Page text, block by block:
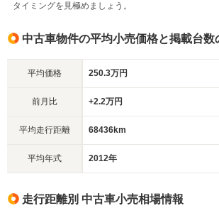
タイミングを見極めましょう。
中古車物件の平均小売価格と掲載台数
平均価格 250.3万円
前月比 +2.2万円
平均走行距離 68436km
平均年式 2012年
走行距離別 中古車小売相場情報